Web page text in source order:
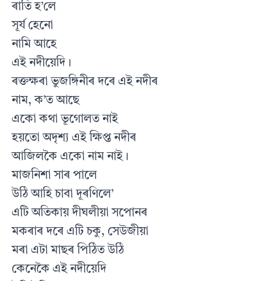
ৰাতি হ’লে
সূৰ্য হেনো
নামি আহে
এই নদীয়েদি।
ৰক্তক্ষৰা ভুজঙ্গিনীৰ দৰে এই নদীৰ
নাম, ক’ত আছে
একো কথা ভূগোলত নাই
হয়তো অদৃশ্য এই ক্ষিপ্ত নদীৰ
আজিলকৈ একো নাম নাই।
মাজনিশা সাৰ পালে
উঠি আহি চাবা দূৰণিলে’
এটি অতিকায় দীঘলীয়া সপোনৰ
মকৰাৰ দৰে এটি চকু, সেউজীয়া
মৰা এটা মাছৰ পিঠিত উঠি
কেনেকৈ এই নদীয়েদি